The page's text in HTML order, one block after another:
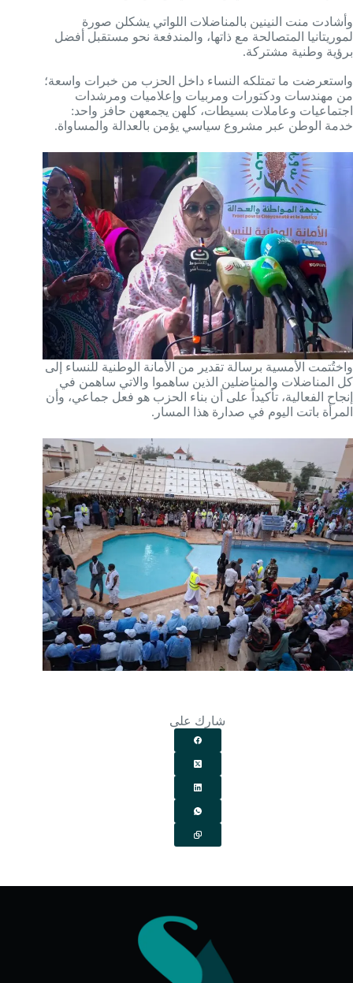
وأشادت منت النينين بالمناضلات اللواتي يشكلن صورة
لموريتانيا المتصالحة مع ذاتها، والمندفعة نحو مستقبل أفضل
برؤية وطنية مشتركة.
واستعرضت ما تمتلكه النساء داخل الحزب من خبرات واسعة؛
من مهندسات ودكتورات ومربيات وإعلاميات ومرشدات
اجتماعيات وعاملات بسيطات، كلهن يجمعهن حافز واحد:
خدمة الوطن عبر مشروع سياسي يؤمن بالعدالة والمساواة.
واختُتمت الأمسية برسالة تقدير من الأمانة الوطنية للنساء إلى
كل المناضلات والمناضلين الذين ساهموا والاتي ساهمن في
إنجاح الفعالية، تأكيداً على أن بناء الحزب هو فعل جماعي، وأن
المرأة باتت اليوم في صدارة هذا المسار.
شارك على